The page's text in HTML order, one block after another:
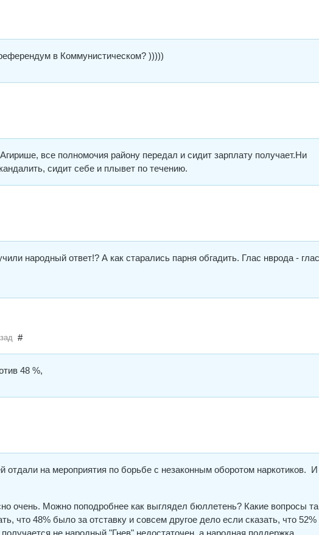
в Коммунистическом? )))))
все полномочия району передал и сидит зарплату получает.Ни
сидит себе и плывет по течению.
народный ответ!? А как старались парня обгадить. Глас нврода - глас
#
48 %,
отдали на мероприятия по борьбе с незаконным оборотом наркотиков.
очень. Можно поподробнее как выглядел бюллетень? Какие вопросы
что 48% было за отставку и совсем другое дело если сказать, что 52%
не народный "Гнев" недостаточен, а народная поддержка